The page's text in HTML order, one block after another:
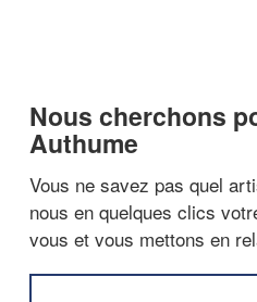
Nous cherchons
Authume
Vous ne savez pas quel
nous en quelques clics
vous et vous mettons en